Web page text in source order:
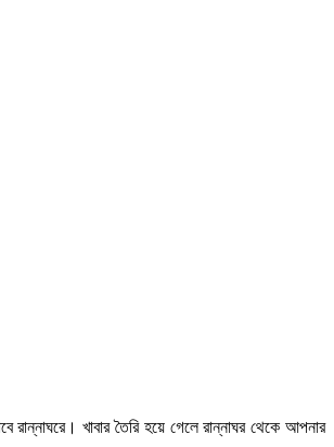
রান্নাঘরে। খাবার তৈরি হয়ে গেলে রান্নাঘর থেকে আপনার